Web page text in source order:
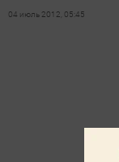
04 июль 2012, 05:45